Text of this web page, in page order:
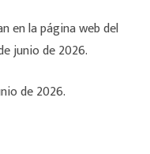
en la página web del
junio de 2026.
de 2026.